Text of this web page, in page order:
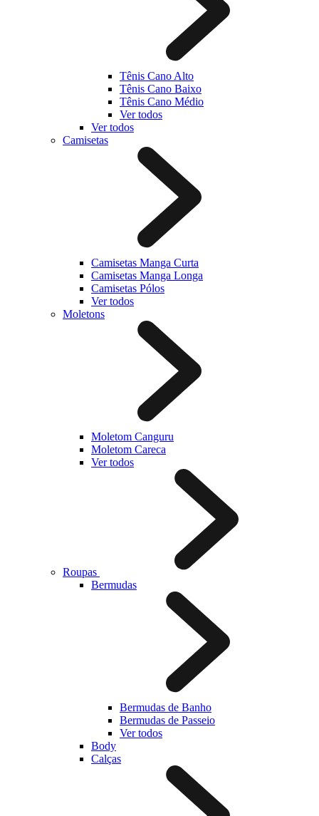
Tênis Cano Alto
Tênis Cano Baixo
Tênis Cano Médio
Ver todos
Ver todos
Camisetas
Camisetas Manga Curta
Camisetas Manga Longa
Camisetas Pólos
Ver todos
Moletons
Moletom Canguru
Moletom Careca
Ver todos
Roupas
Bermudas
Bermudas de Banho
Bermudas de Passeio
Ver todos
Body
Calças